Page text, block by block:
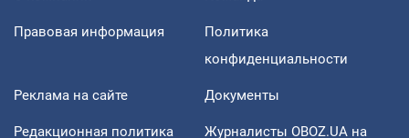
Правовая информация
Политика
конфиденциальности
Реклама на сайте Документы
Редакционная политика Журналисты OBOZ.UA на